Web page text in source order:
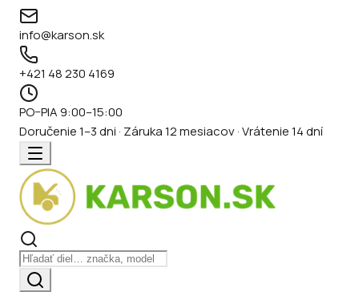
info@karson.sk
+421 48 230 4169
PO–PIA 9:00–15:00
Doručenie 1–3 dni · Záruka 12 mesiacov · Vrátenie 14 dní